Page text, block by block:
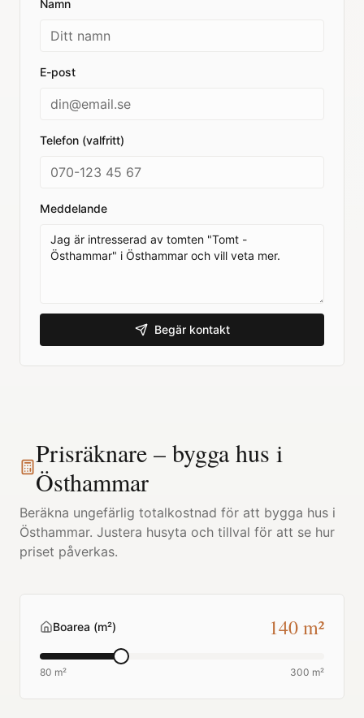
Namn
E-post
Telefon (valfritt)
Meddelande
Begär kontakt
Prisräknare – bygga hus i
Östhammar
Beräkna ungefärlig totalkostnad för att bygga hus i
Östhammar. Justera husyta och tillval för att se hur
priset påverkas.
Boarea (m²) 140m²
80 m² 300 m²